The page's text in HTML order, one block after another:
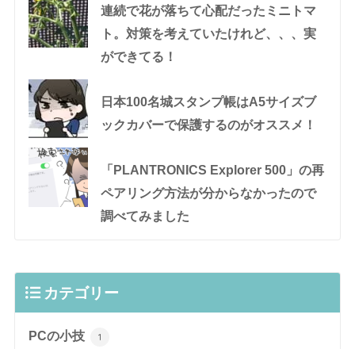
連続で花が落ちて心配だったミニトマ
ト。対策を考えていたけれど、、、実
ができてる！
日本100名城スタンプ帳はA5サイズブ
ックカバーで保護するのがオススメ！
「PLANTRONICS Explorer 500」の再
ペアリング方法が分からなかったので
調べてみました
カテゴリー
PCの小技 1